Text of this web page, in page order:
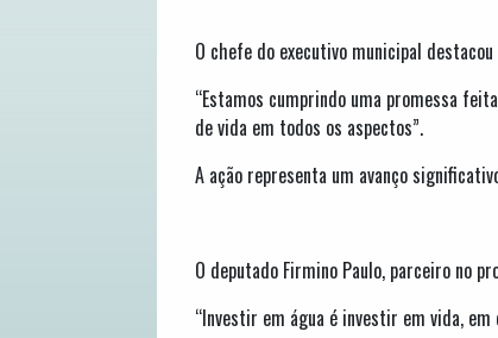
O chefe do executivo municipal
“Estamos cumprindo uma promessa
de vida em todos os aspectos”.
A ação representa um avanço
O deputado Firmino Paulo, parceiro no
“Investir em água é investir em vida,